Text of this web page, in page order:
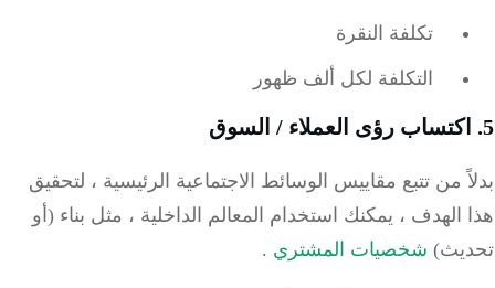
تكلفة النقرة
التكلفة لكل ألف ظهور
من تتبع مقاييس الوسائط الاجتماعية الرئيسية ، لتحقيق
الهدف ، يمكنك استخدام المعالم الداخلية ، مثل بناء (أو
شخصيات المشتري.